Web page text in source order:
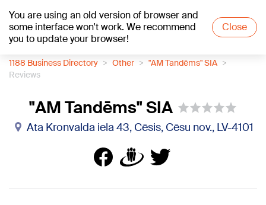
You are using an old version of browser and
some interface won't work. We recommend
you to update your browser!
Close
+21°C
1188 Business Directory Other
"AM Tandēms" SIA
Reviews
"AM Tandēms" SIA
Ata Kronvalda iela 43, Cēsis, Cēsu nov., LV-4101